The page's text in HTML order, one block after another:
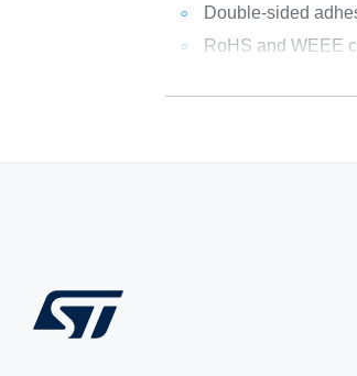
Double-sided
RoHS and WEEE